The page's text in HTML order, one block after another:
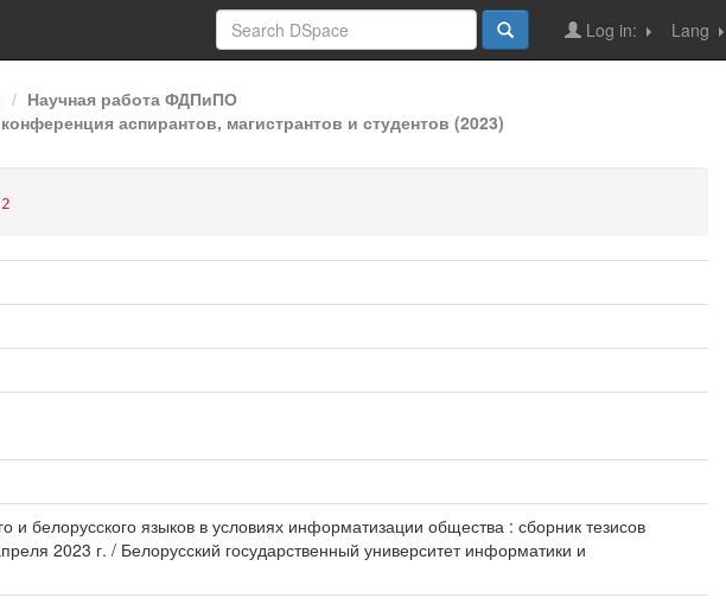
Lang
Log in:
Научная работа ФДПиПО
аспирантов, магистрантов и студентов (2023)
белорусского языков в условиях информатизации общества : сборник тезисов
2023 г. / Белорусский государственный университет информатики и